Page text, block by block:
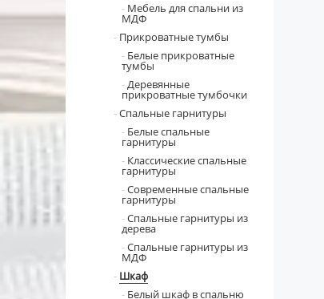
Мебель для спальни из
МДФ
Прикроватные тумбы
Белые прикроватные
тумбы
Деревянные
прикроватные тумбочки
Спальные гарнитуры
Белые спальные
гарнитуры
Классические спальные
гарнитуры
Современные спальные
гарнитуры
Спальные гарнитуры из
дерева
Спальные гарнитуры из
МДФ
Шкаф
Белый шкаф в спальню